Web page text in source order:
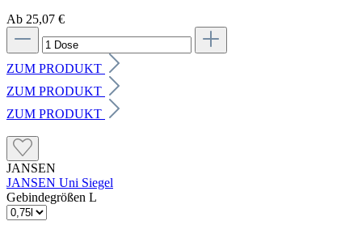
Ab 25,07 €
ZUM PRODUKT
ZUM PRODUKT
ZUM PRODUKT
JANSEN
JANSEN Uni Siegel
Gebindegrößen L